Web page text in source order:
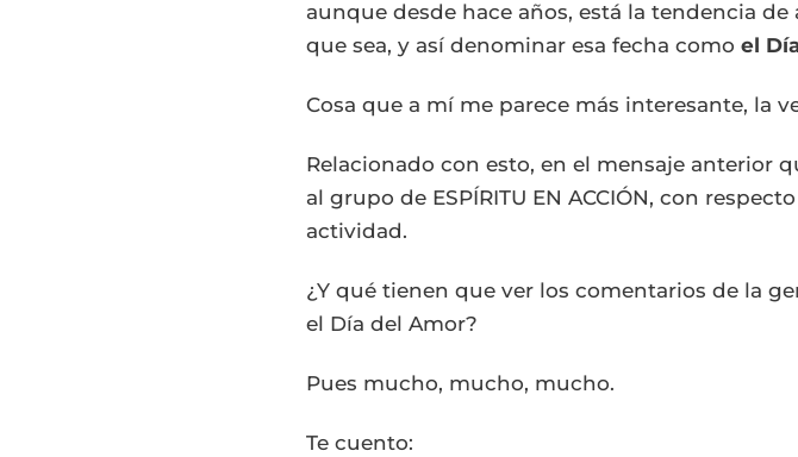
aunque desde hace años, está la tendencia
que sea, y así denominar esa fecha como el
Cosa que a mí me parece más interesante, la
Relacionado con esto, en el mensaje anterior
al grupo de ESPÍRITU EN ACCIÓN, con
actividad.
¿Y qué tienen que ver los comentarios de la
el Día del Amor?
Pues mucho, mucho, mucho.
Te cuento: